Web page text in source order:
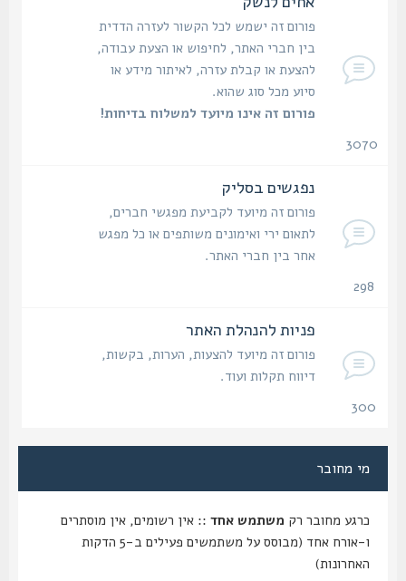
פורום זה ישמש לכל הקשור לעזרה הדדית
בין חברי האתר, לחיפוש או הצעת עבודה,
להצעת או קבלת עזרה, לאיתור מידע או
סיוע מכל סוג שהוא.
פורום זה אינו מיועד למשלוח בדיחות!
3070
נפגשים בסליק
פורום זה מיועד לקביעת מפגשי חברים,
לתאום ירי ואימונים משותפים או כל מפגש
אחר בין חברי האתר.
פניות להנהלת האתר
פורום זה מיועד להצעות, הערות, בקשות,
דיווח תקלות ועוד.
מי מחובר
כרגע מחובר רקמשתמש אחד :: אין רשומים, אין מוסתרים
ו-אורח אחד (מבוסס על משתמשים פעילים ב-5 הדקות
האחרונות)